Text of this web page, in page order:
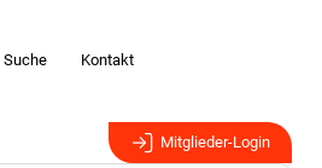
Suche Kontakt
Mitglieder-Login